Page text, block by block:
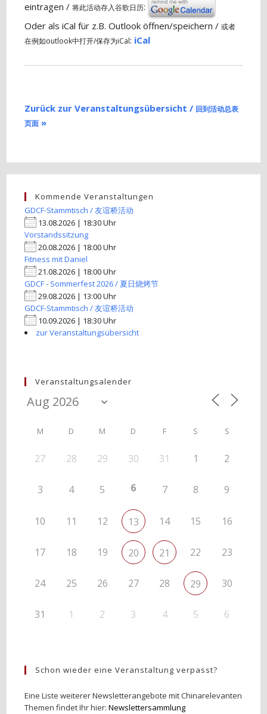
eintragen /将此活动存入谷歌日历:
Oder als iCal für z.B. Outlook öffnen/speichern /或者
在例如outlook中打开/保存为iCal: iCal
Zurück zur Veranstaltungsübersicht / 回到活动总表
页面 »
Kommende Veranstaltungen
GDCF-Stammtisch / 友谊桥活动
13.08.2026 | 18:30 Uhr
Vorstandssitzung
20.08.2026 | 18:00 Uhr
Fitness mit Daniel
21.08.2026 | 18:00 Uhr
GDCF - Sommerfest 2026 / 夏日烧烤节
29.08.2026 | 13:00 Uhr
GDCF-Stammtisch / 友谊桥活动
10.09.2026 | 18:30 Uhr
zur Veranstaltungsübersicht
Veranstaltungsalender
M D M D F S S
27 28 29 30 31 1 2
3 4 5 6 7 8 9
10 11 12 13 14 15 16
17 18 19 20 21 22 23
24 25 26 27 28 29 30
31 1 2 3 4 5 6
Schon wieder eine Veranstaltung verpasst?
Eine Liste weiterer Newsletterangebote mit Chinarelevanten
Themen findet Ihr hier:Newslettersammlung